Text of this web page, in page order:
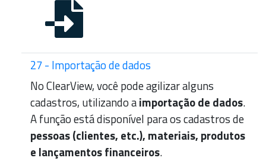
27 - Importação de dados
No ClearView, você pode agilizar alguns
cadastros, utilizando aimportação de dados.
A função está disponível para os cadastros de
pessoas (clientes, etc.), materiais, produtos
e lançamentos financeiros.